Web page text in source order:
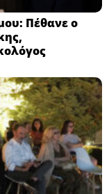
Πέθανε ο